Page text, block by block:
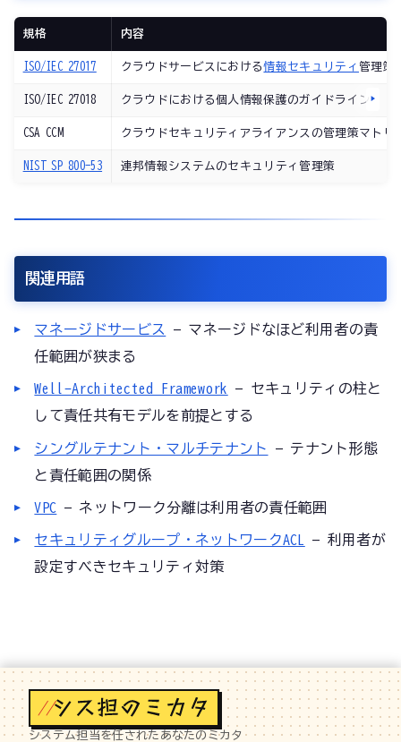
規格 内容
ISO/IEC 27017 クラウドサービスにおける情報セキュリティ 管理策
ISO/IEC 27018 クラウドにおける個人情報保護のガイドライン
CSA CCM クラウドセキュリティアライアンスの管理策マトリ
NIST SP 800-53 連邦情報システムのセキュリティ管理策
関連用語
マネージドサービス
— マネージドなほど利用者の責
任範囲が狭まる
Well-Architected Framework
— セキュリティの柱と
して責任共有モデルを前提とする
シングルテナント・マルチテナント
— テナント形態
と責任範囲の関係
VPC — ネットワーク分離は利用者の責任範囲
セキュリティグループ・ネットワークACL
— 利用者が
設定すべきセキュリティ対策
//
システム担当を任されたあなたのミカタ